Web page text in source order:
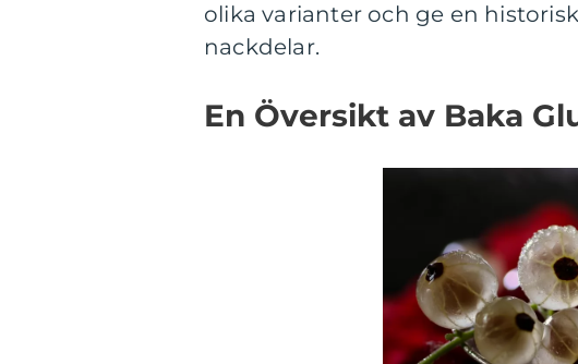
olika varianter och ge en
nackdelar.
En Översikt av Baka